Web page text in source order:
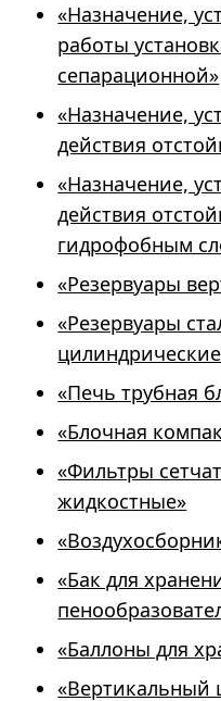
«Назначение,
работы
сепарационной»
«Назначение,
действия
«Назначение,
действия
гидрофобным
«Резервуары
«Резервуары
«Печь трубная
«Блочная
«Фильтры
жидкостные»
«Бак для
«Баллоны для
«Вертикальный